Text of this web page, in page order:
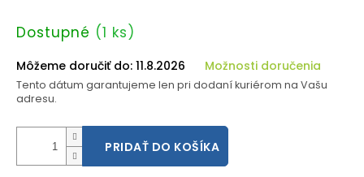
Jednotková
Dostupné (1 ks)
Môžeme doručiť do: 11.8.2026 Možnosti doručenia
Tento dátum garantujeme len pri dodaní kuriérom na Vašu
adresu.
PRIDAŤ DO KOŠÍKA